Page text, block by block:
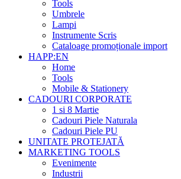
Tools
Umbrele
Lampi
Instrumente Scris
Cataloage promoționale import
HAPP:EN
Home
Tools
Mobile & Stationery
CADOURI CORPORATE
1 si 8 Martie
Cadouri Piele Naturala
Cadouri Piele PU
UNITATE PROTEJATĂ
MARKETING TOOLS
Evenimente
Industrii